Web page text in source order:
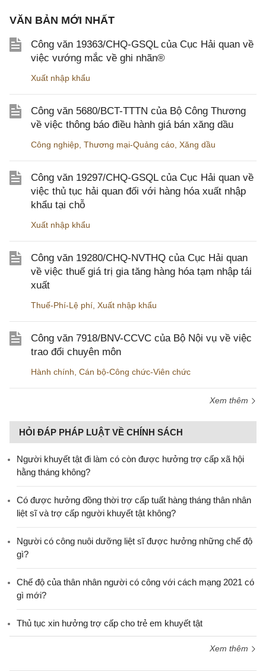
VĂN BẢN MỚI NHẤT
Công văn 19363/CHQ-GSQL của Cục Hải quan về
việc vướng mắc về ghi nhãn®
Xuất nhập khẩu
Công văn 5680/BCT-TTTN của Bộ Công Thương
về việc thông báo điều hành giá bán xăng dầu
Công nghiệp Thương mại-Quảng cáo Xăng dầu
Công văn 19297/CHQ-GSQL của Cục Hải quan về
việc thủ tục hải quan đối với hàng hóa xuất nhập
khẩu tại chỗ
Xuất nhập khẩu
Công văn 19280/CHQ-NVTHQ của Cục Hải quan
về việc thuế giá trị gia tăng hàng hóa tạm nhập tái
xuất
Thuế-Phí-Lệ phí Xuất nhập khẩu
Công văn 7918/BNV-CCVC của Bộ Nội vụ về việc
trao đổi chuyên môn
Hành chính Cán bộ-Công chức-Viên chức
Xem thêm
HỎI ĐÁP PHÁP LUẬT VỀ CHÍNH SÁCH
Người khuyết tật đi làm có còn được hưởng trợ cấp xã hội
hằng tháng không?
​Có được hưởng đồng thời trợ cấp tuất hàng tháng thân nhân
liệt sĩ và trợ cấp người khuyết tật không?
Người có công nuôi dưỡng liệt sĩ được hưởng những chế độ
gì?
Chế độ của thân nhân người có công với cách mạng 2021 có
gì mới?
Thủ tục xin hưởng trợ cấp cho trẻ em khuyết tật
Xem thêm